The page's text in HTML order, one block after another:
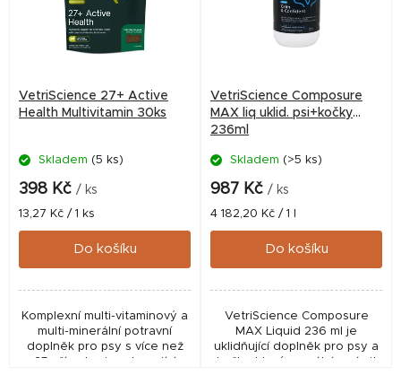
o
VetriScience 27+ Active
Health Multivitamin 30ks
Skladem (5 ks)
398 Kč / ks
Měrná
cena:
13,27 Kč / 1 ks
Do košíku
Komplexní multi-vitaminový a
multi-minerální potravní
doplněk pro psy s více než
25 přísadami podporující
VetriScience Composure
MAX liq uklid. psi+kočky
236ml
Skladem (>5 ks)
987 Kč / ks
Měrná
cena:
4 182,20 Kč / 1 l
Do košíku
VetriScience Composure
MAX Liquid 236 ml je
uklidňující doplněk pro psy a
kočky, který pomáhá zmírnit